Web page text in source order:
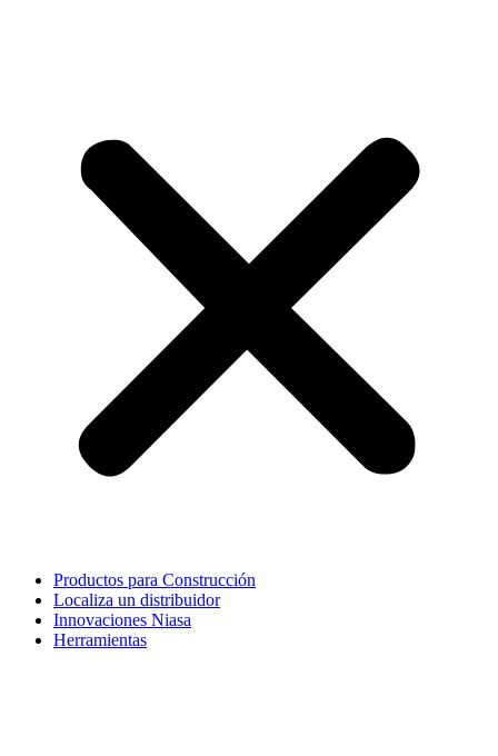
Productos para Construcción
Localiza un distribuidor
Innovaciones Niasa
Herramientas